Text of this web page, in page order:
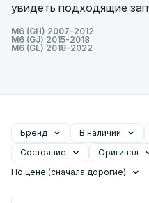
увидеть подходящие
M6 (GH) 2007-2012
M6 (GJ) 2015-2018
M6 (GL) 2018-2022
Бренд В наличии
Состояние
Оригинал
По цене (сначала дорогие)